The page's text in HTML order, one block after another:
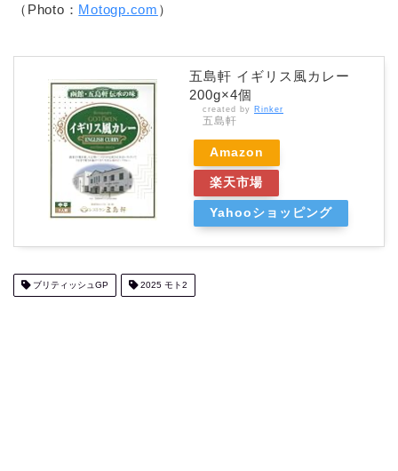
（Photo： Motogp.com ）
五島軒 イギリス風カレー
200g×4個
created by Rinker
五島軒
Amazon
楽天市場
Yahooショッピング
ブリティッシュGP 2025 モト2